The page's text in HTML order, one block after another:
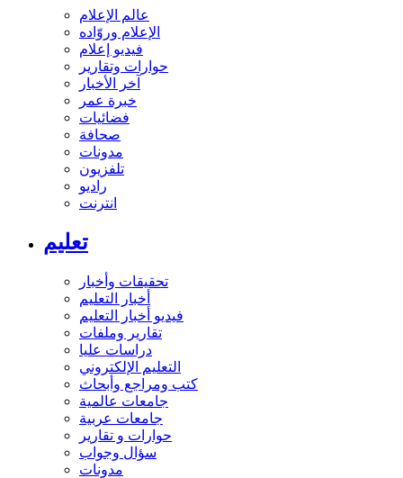
عالم الإعلام
الإعلام وروّاده
فيديو إعلام
حوارات وتقارير
آخر الأخبار
خبرة عمر
فضائيات
صحافة
مدونات
تلفزيون
راديو
انترنت
تعليم
تحقيقات وأخبار
أخبار التعليم
فيديو أخبار التعليم
تقارير وملفات
دراسات عليا
التعليم الإلكتروني
كتب ومراجع وأبحاث
جامعات عالمية
جامعات عربية
حوارات و تقارير
سؤال وجواب
مدونات